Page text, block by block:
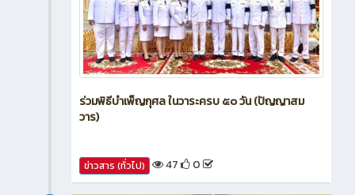
ร่วมพิธีบำเพ็ญกุศล ในวาระครบ ๕๐ วัน (ปัญญาสม
ข่าวสาร (ทั่วไป) 47 0